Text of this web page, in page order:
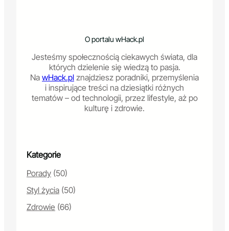
O portalu wHack.pl
Jesteśmy społecznością ciekawych świata, dla
których dzielenie się wiedzą to pasja.
Na wHack.pl znajdziesz poradniki, przemyślenia
i inspirujące treści na dziesiątki różnych
tematów – od technologii, przez lifestyle, aż po
kulturę i zdrowie.
Kategorie
Porady (50)
Styl życia (50)
Zdrowie (66)